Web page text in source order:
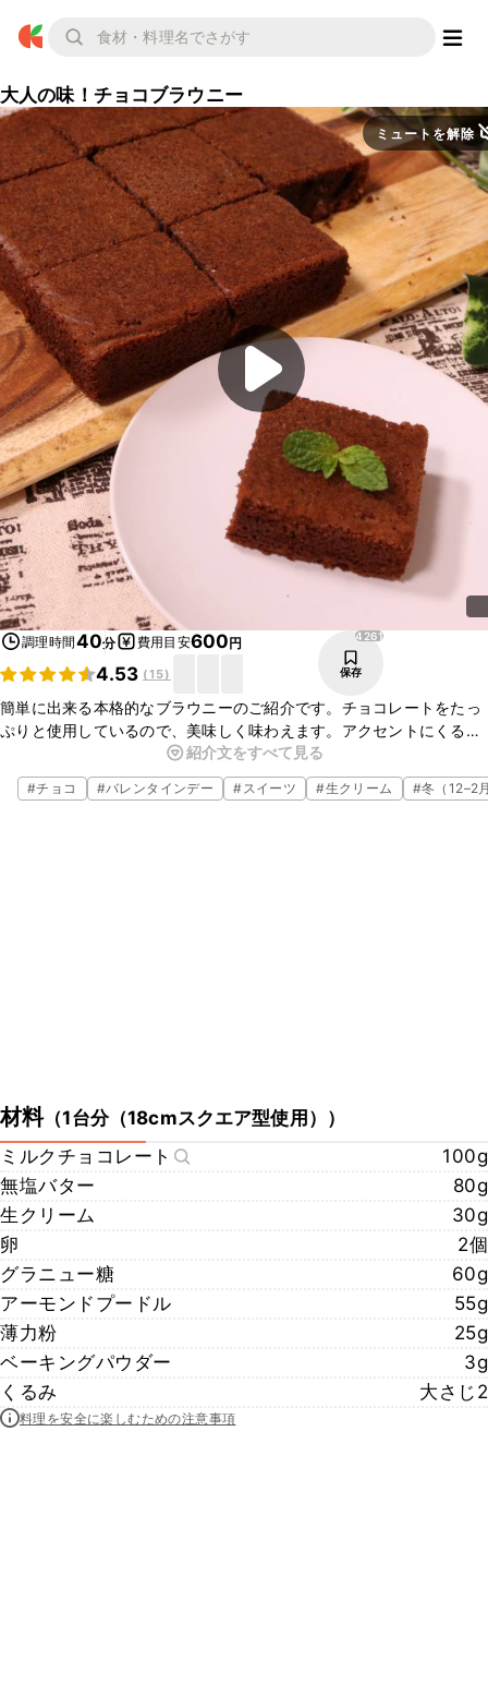
大人の味！チョコブラウニー
ミュートを解除
調理時間40分 費用目安600円
4.53 (15)
4261
保存
簡単に出来る本格的なブラウニーのご紹介です。チョコレートをたっ
ぷりと使用しているので、美味しく味わえます。アクセントにくるみ
を加えて、食感まで楽しめるお菓子です。お子様のいるご家庭でもお
作りいただけるので、ぜひお試しください！
紹介文をすべて見る
#チョコ #バレンタインデー #スイーツ #生クリーム #冬（12–2
材料（1台分（18cmスクエア型使用） ）
ミルクチョコレート
100g
無塩バター
80g
生クリーム
30g
卵
2個
グラニュー糖
60g
アーモンドプードル
55g
薄力粉
25g
ベーキングパウダー
3g
くるみ
大さじ2
料理を安全に楽しむための注意事項